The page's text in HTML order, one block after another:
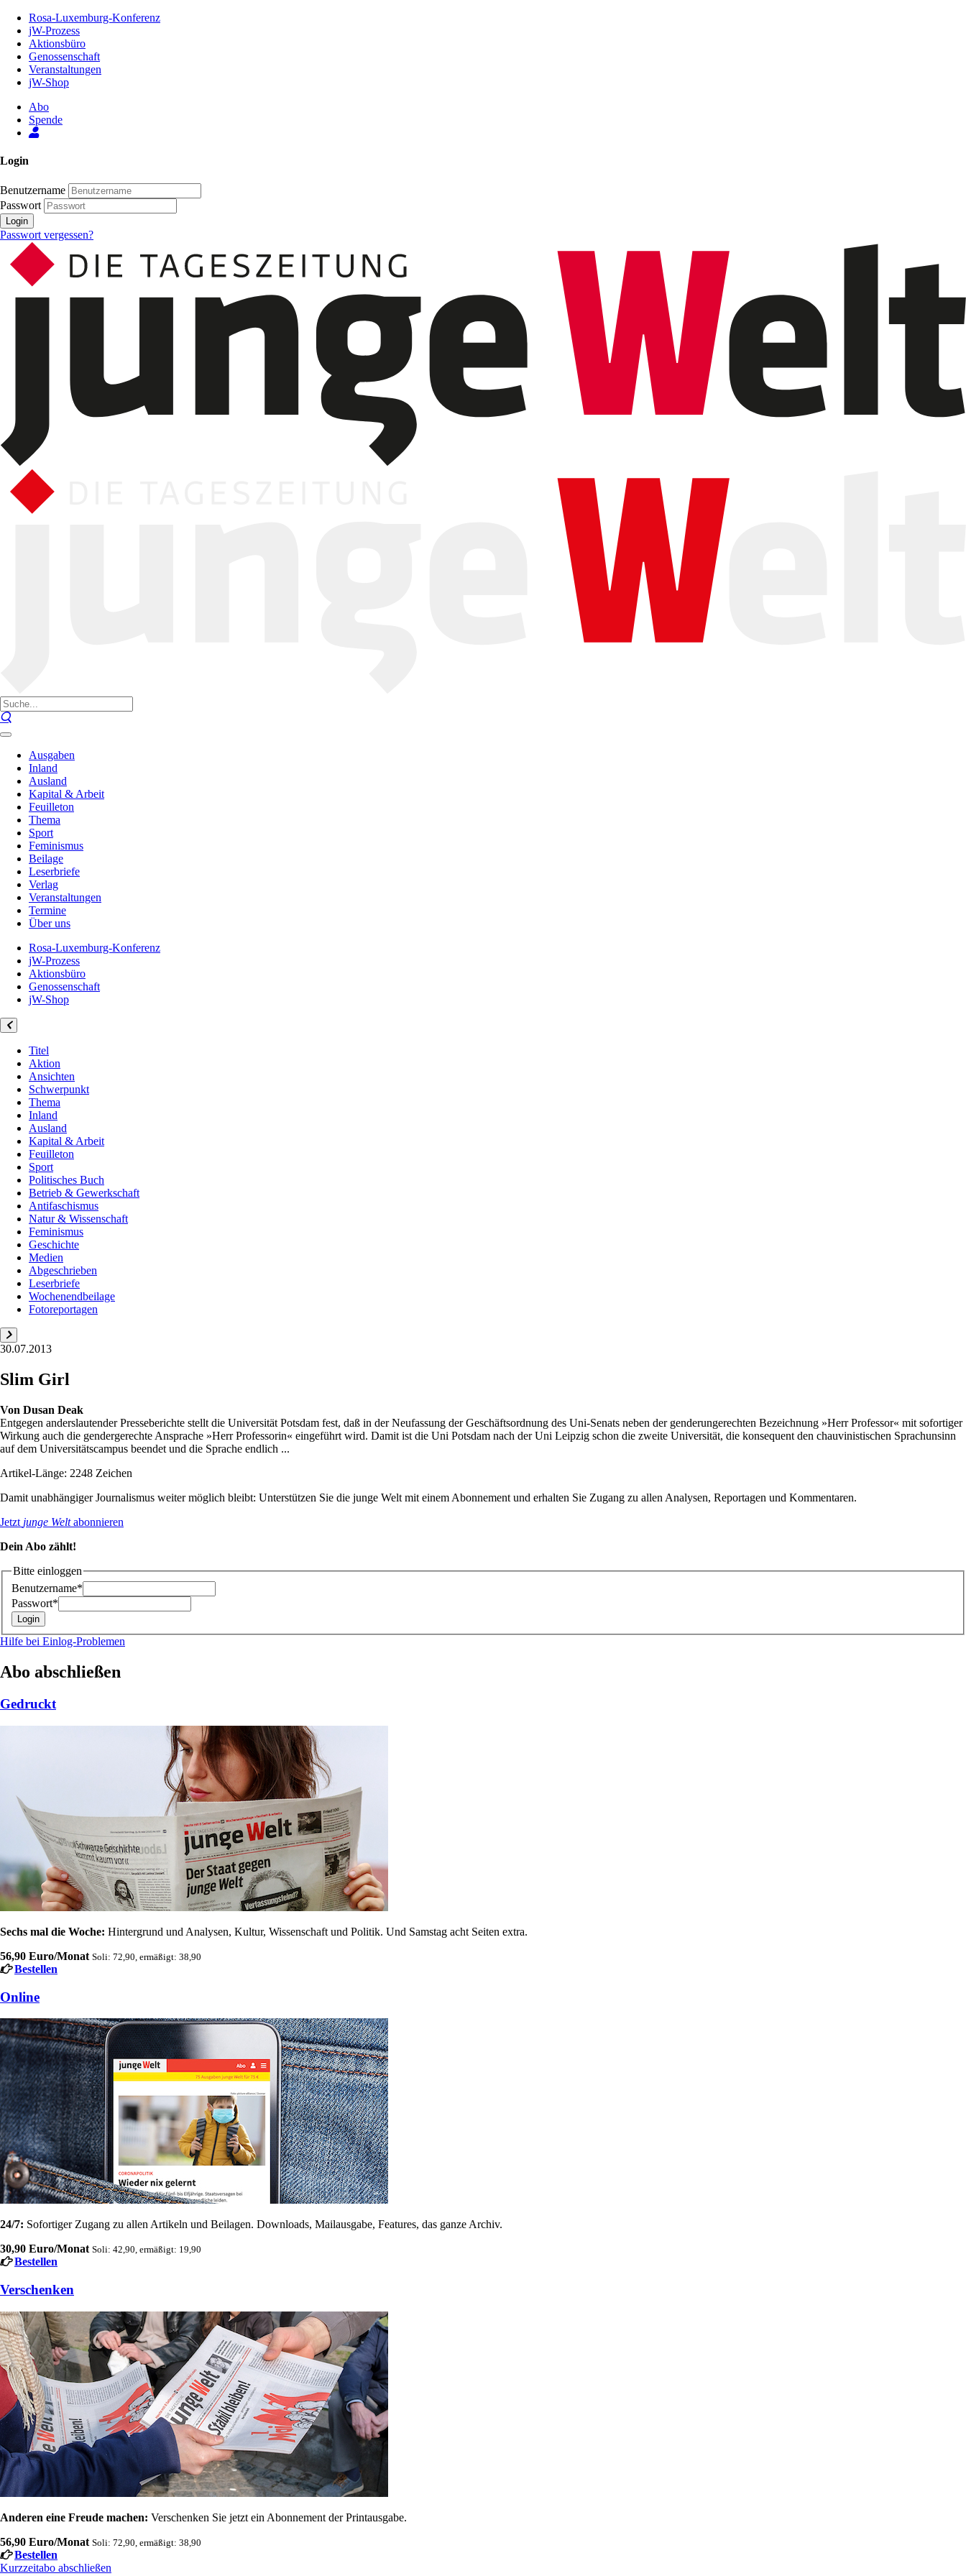
Inhalt
Seite
Rosa-Luxemburg-Konferenz
jW-Prozess
Aktionsbüro
Genossenschaft
Veranstaltungen
jW-Shop
Abo
Spende
Login
Benutzername
Passwort
Login
Passwort vergessen?
Ausgaben
Inland
Ausland
Kapital & Arbeit
Feuilleton
Thema
Sport
Feminismus
Beilage
Leserbriefe
Verlag
Veranstaltungen
Termine
Über uns
Rosa-Luxemburg-Konferenz
jW-Prozess
Aktionsbüro
Genossenschaft
jW-Shop
Titel
Aktion
Ansichten
Schwerpunkt
Thema
Inland
Ausland
Kapital & Arbeit
Feuilleton
Sport
Politisches Buch
Betrieb & Gewerkschaft
Antifaschismus
Natur & Wissenschaft
Feminismus
Geschichte
Medien
Abgeschrieben
Leserbriefe
Wochenendbeilage
Fotoreportagen
30.07.2013
Slim Girl
Von Dusan Deak
Entgegen anderslautender Presseberichte stellt die Universität Potsdam fest, daß in der Neufassung der Geschäftsordnung des Uni-Senats neben der genderungerechten Bezeichnung »Herr Professor« mit sofortiger
Wirkung auch die gendergerechte Ansprache »Herr Professorin« eingeführt wird. Damit ist die Uni Potsdam nach der Uni Leipzig schon die zweite Universität, die konsequent den chauvinistischen Sprachunsinn
auf dem Universitätscampus beendet und die Sprache endlich ...
Artikel-Länge: 2248 Zeichen
Damit unabhängiger Journalismus weiter möglich bleibt: Unterstützen Sie die junge Welt mit einem Abonnement und erhalten Sie Zugang zu allen Analysen, Reportagen und Kommentaren.
Jetzt junge Weltabonnieren
Dein Abo zählt!
Bitte einloggen
Benutzername*
Passwort*
Hilfe bei Einlog-Problemen
Abo abschließen
Gedruckt
Sechs mal die Woche: Hintergrund und Analysen, Kultur, Wissenschaft und Politik. Und Samstag acht Seiten extra.
56,90 Euro/Monat Soli: 72,90, ermäßigt: 38,90
Bestellen
Online
24/7: Sofortiger Zugang zu allen Artikeln und Beilagen. Downloads, Mailausgabe, Features, das ganze Archiv.
30,90 Euro/Monat Soli: 42,90, ermäßigt: 19,90
Bestellen
Verschenken
Anderen eine Freude machen: Verschenken Sie jetzt ein Abonnement der Printausgabe.
56,90 Euro/Monat Soli: 72,90, ermäßigt: 38,90
Bestellen
Kurzzeitabo abschließen